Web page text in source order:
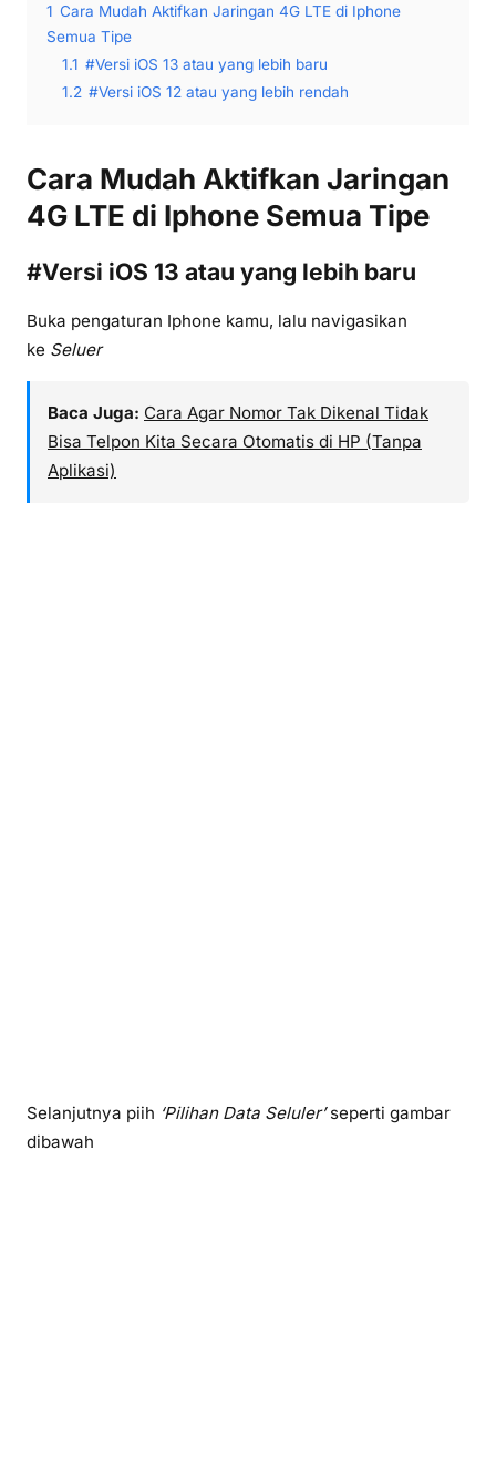
1 Cara Mudah Aktifkan Jaringan 4G LTE di Iphone
Semua Tipe
1.1 #Versi iOS 13 atau yang lebih baru
1.2 #Versi iOS 12 atau yang lebih rendah
Cara Mudah Aktifkan Jaringan
4G LTE di Iphone Semua Tipe
#Versi iOS 13 atau yang lebih baru
Buka pengaturan Iphone kamu, lalu navigasikan
ke Seluer
Baca Juga: Cara Agar Nomor Tak Dikenal Tidak
Bisa Telpon Kita Secara Otomatis di HP (Tanpa
Aplikasi)
Selanjutnya piih ‘Pilihan Data Seluler’seperti gambar
dibawah